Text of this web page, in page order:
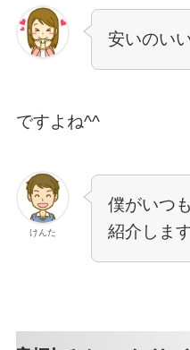
安いのい
ですよね^^
けんた
僕がいつ
紹介します